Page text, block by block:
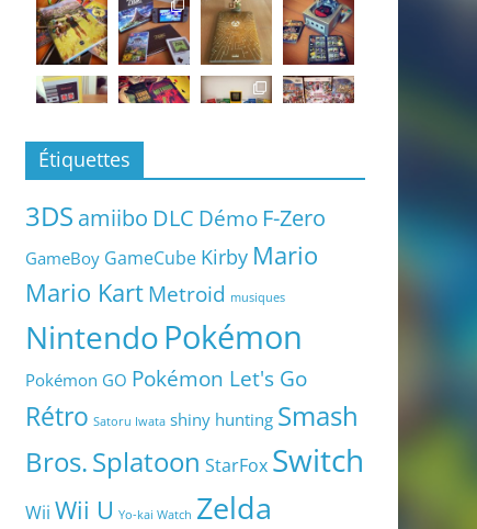
Étiquettes
3DS amiibo DLC Démo F-Zero
GameBoy GameCube Kirby Mario
Mario KartMetroid musiques
NintendoPokémon
Pokémon GO Pokémon Let's Go
Rétro Satoru Iwata shiny hunting Smash
Bros.Splatoon StarFox Switch
Wii Wii U Yo-kai Watch Zelda